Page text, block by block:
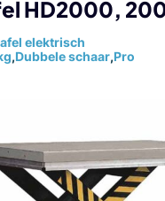
HD2000,
elektrisch
,Dubbele schaar,Pro